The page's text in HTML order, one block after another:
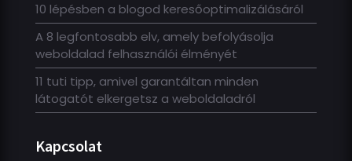
10 lépésben a blogod keresőoptimalizálásáról
A 8 legfontosabb elv, amely befolyásolja
weboldalad felhasználói élményét
11 tuti tipp, amivel garantáltan minden
látogatót elkergetsz a weboldaladról
Kapcsolat